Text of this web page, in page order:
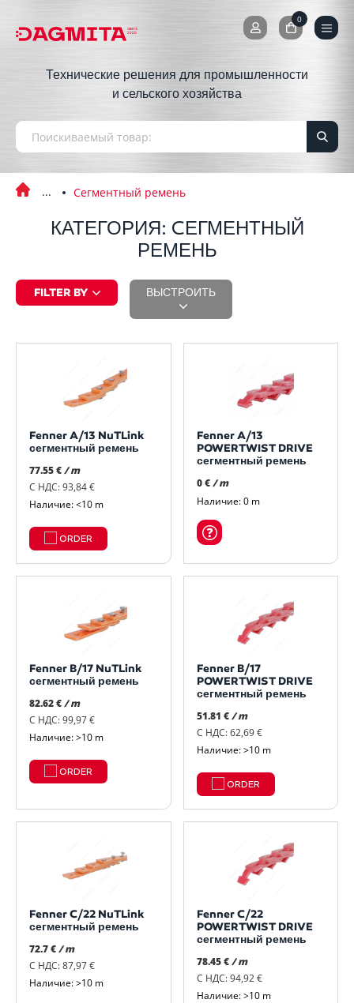
0
0
Технические решения для промышленности
и сельского хозяйства
Cегментный ремень
КАТЕГОРИЯ: CЕГМЕНТНЫЙ
РЕМЕНЬ
FILTER BY ВЫСТРОИТЬ
Fenner A/13 NuTLink
сегментный ремень
77.55 €/ m
С НДС: 93,84 €
Наличие: <10 m
ORDER
Fenner A/13
POWERTWIST DRIVE
сегментный ремень
0 € / m
Наличие: 0 m
Fenner B/17 NuTLink
сегментный ремень
82.62 €/ m
С НДС: 99,97 €
Наличие: >10 m
ORDER
Fenner B/17
POWERTWIST DRIVE
сегментный ремень
51.81 € / m
С НДС: 62,69 €
Наличие: >10 m
ORDER
Fenner C/22 NuTLink
сегментный ремень
72.7 €/ m
С НДС: 87,97 €
Наличие: >10 m
Fenner C/22
POWERTWIST DRIVE
сегментный ремень
78.45 € / m
С НДС: 94,92 €
Наличие: >10 m